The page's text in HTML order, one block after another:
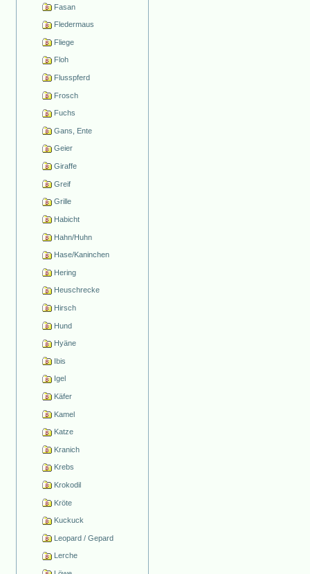
Fasan
Fledermaus
Fliege
Floh
Flusspferd
Frosch
Fuchs
Gans, Ente
Geier
Giraffe
Greif
Grille
Habicht
Hahn/Huhn
Hase/Kaninchen
Hering
Heuschrecke
Hirsch
Hund
Hyäne
Ibis
Igel
Käfer
Kamel
Katze
Kranich
Krebs
Krokodil
Kröte
Kuckuck
Leopard / Gepard
Lerche